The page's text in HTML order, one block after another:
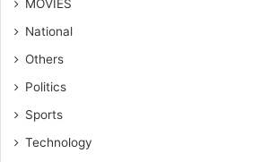
MOVIES
National
Others
Politics
Sports
Technology